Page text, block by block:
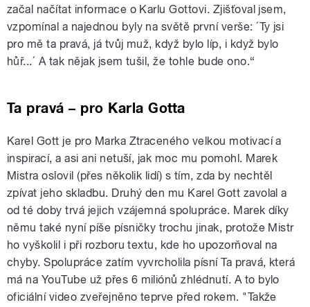
začal načítat informace o Karlu Gottovi. Zjišťoval jsem,
vzpomínal a najednou byly na světě první verše: ´Ty jsi
pro mě ta pravá, já tvůj muž, když bylo líp, i když bylo
hůř...´ A tak nějak jsem tušil, že tohle bude ono.“
Ta pravá – pro Karla Gotta
Karel Gott je pro Marka Ztraceného velkou motivací a
inspirací, a asi ani netuší, jak moc mu pomohl. Marek
Mistra oslovil (přes několik lidí) s tím, zda by nechtěl
zpívat jeho skladbu. Druhý den mu Karel Gott zavolal a
od té doby trvá jejich vzájemná spolupráce. Marek díky
němu také nyní píše písničky trochu jinak, protože Mistr
ho vyškolil i při rozboru textu, kde ho upozorňoval na
chyby. Spolupráce zatím vyvrcholila písní Ta pravá, která
má na YouTube už přes 6 miliónů zhlédnutí. A to bylo
oficiální video zveřejněno teprve před rokem. "Takže